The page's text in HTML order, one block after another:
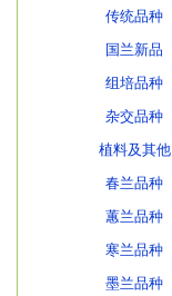
传统品种
国兰新品
组培品种
杂交品种
植料及其他
春兰品种
蕙兰品种
寒兰品种
墨兰品种